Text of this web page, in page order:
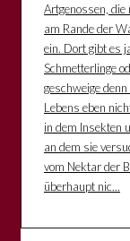
Artgenossen, die
am Rande der
ein. Dort gibt es
Schmetterlinge
geschweige
Lebens eben
in dem Insekten
an dem sie
vom Nektar der
überhaupt nic...